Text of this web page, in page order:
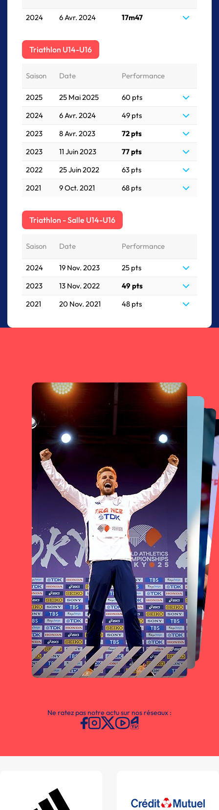
2024 6 Avr. 2024 17m47
Triathlon U14-U16
Saison Date Performance
2025 25 Mai 2025
60 pts
2024
6 Avr. 2024
49 pts
2023
8 Avr. 2023
72 pts
2023
11 Juin 2023
77 pts
2022
25 Juin 2022
63 pts
2021
9 Oct. 2021 68 pts
Triathlon - Salle U14-U16
Saison Date Performance
2024 19 Nov. 2023
25 pts
2023
13 Nov. 2022
49 pts
2021
20 Nov. 2021 48 pts
Ne ratez pas notre actu sur nos réseaux :